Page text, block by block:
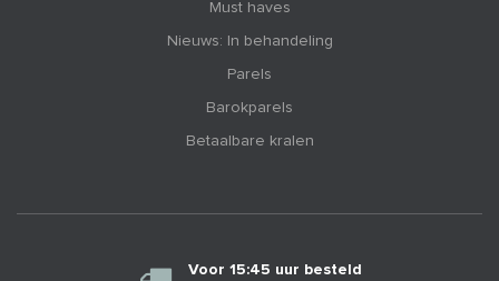
Must haves
Nieuws: In behandeling
Parels
Barokparels
Betaalbare kralen
Voor 15:45 uur besteld